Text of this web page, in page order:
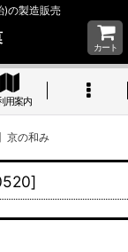
)の製造販売
カート
用案内
京の和み
]